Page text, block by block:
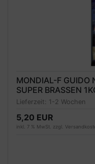
MONDIAL-F GUIDO
SUPER BRASSEN
Lieferzeit: 1-2 Wochen
5,20 EUR
inkl. 7 % MwSt. zzgl.